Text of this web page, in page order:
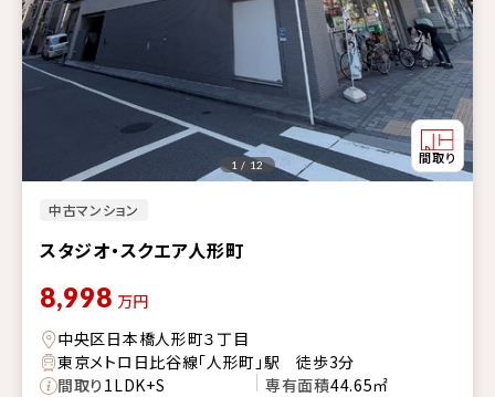
中古マンション
スタジオ・スクエア人形町
1 / 12
8,998 万円
中央区日本橋人形町３丁目
東京メトロ日比谷線「人形町」駅 徒歩3分
間取り1LDK+S 専有面積44.65㎡